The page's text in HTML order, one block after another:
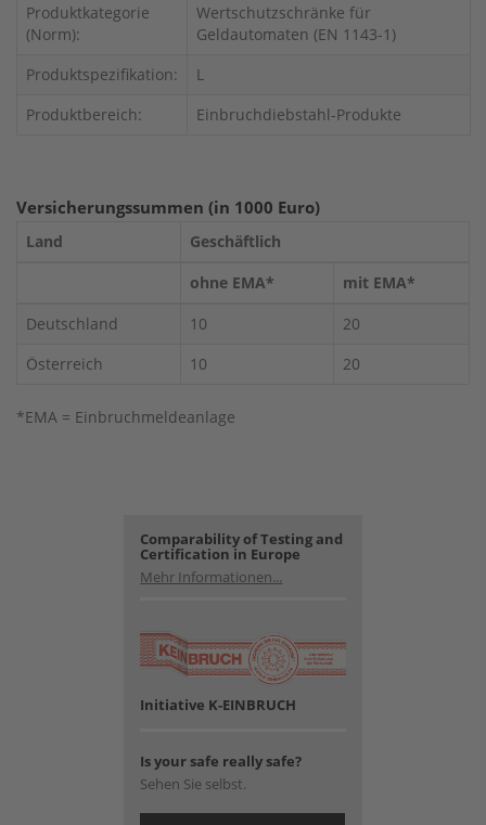
Produktkategorie
(Norm):
Wertschutzschränke für
Geldautomaten (EN 1143-1)
Produktspezifikation:
L
Produktbereich:
Einbruchdiebstahl-Produkte
Versicherungssummen (in 1000 Euro)
Land
Geschäftlich
ohne EMA*
mit EMA*
Deutschland
10
20
Österreich
10 20
*EMA = Einbruchmeldeanlage
Comparability of Testing and
Certification in Europe
Mehr Informationen...
Initiative K-EINBRUCH
Is your safe really safe?
Sehen Sie selbst.